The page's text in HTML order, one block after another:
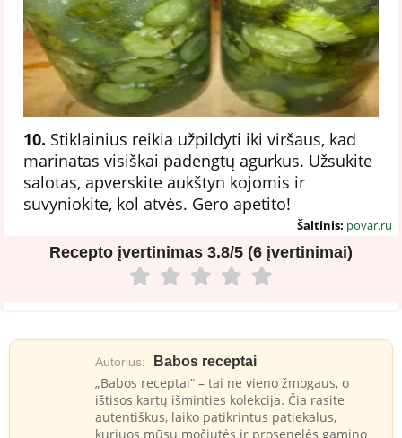
10. Stiklainius reikia užpildyti iki viršaus, kad
marinatas visiškai padengtų agurkus. Užsukite
salotas, apverskite aukštyn kojomis ir
suvyniokite, kol atvės. Gero apetito!
Šaltinis: povar.ru
Recepto įvertinimas 3.8/5 (6 įvertinimai)
Autorius: Babos receptai
„Babos receptai“ – tai ne vieno žmogaus, o
ištisos kartų išminties kolekcija. Čia rasite
autentiškus, laiko patikrintus patiekalus,
kuriuos mūsų močiutės ir prosenelės gamino